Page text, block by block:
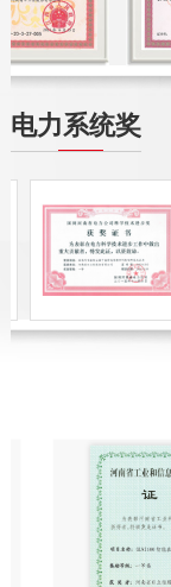
电力系统奖